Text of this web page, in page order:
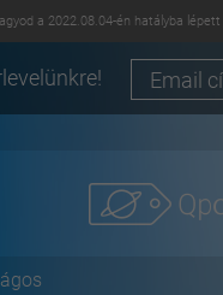
a 2022.08.04-én hatályba lépett